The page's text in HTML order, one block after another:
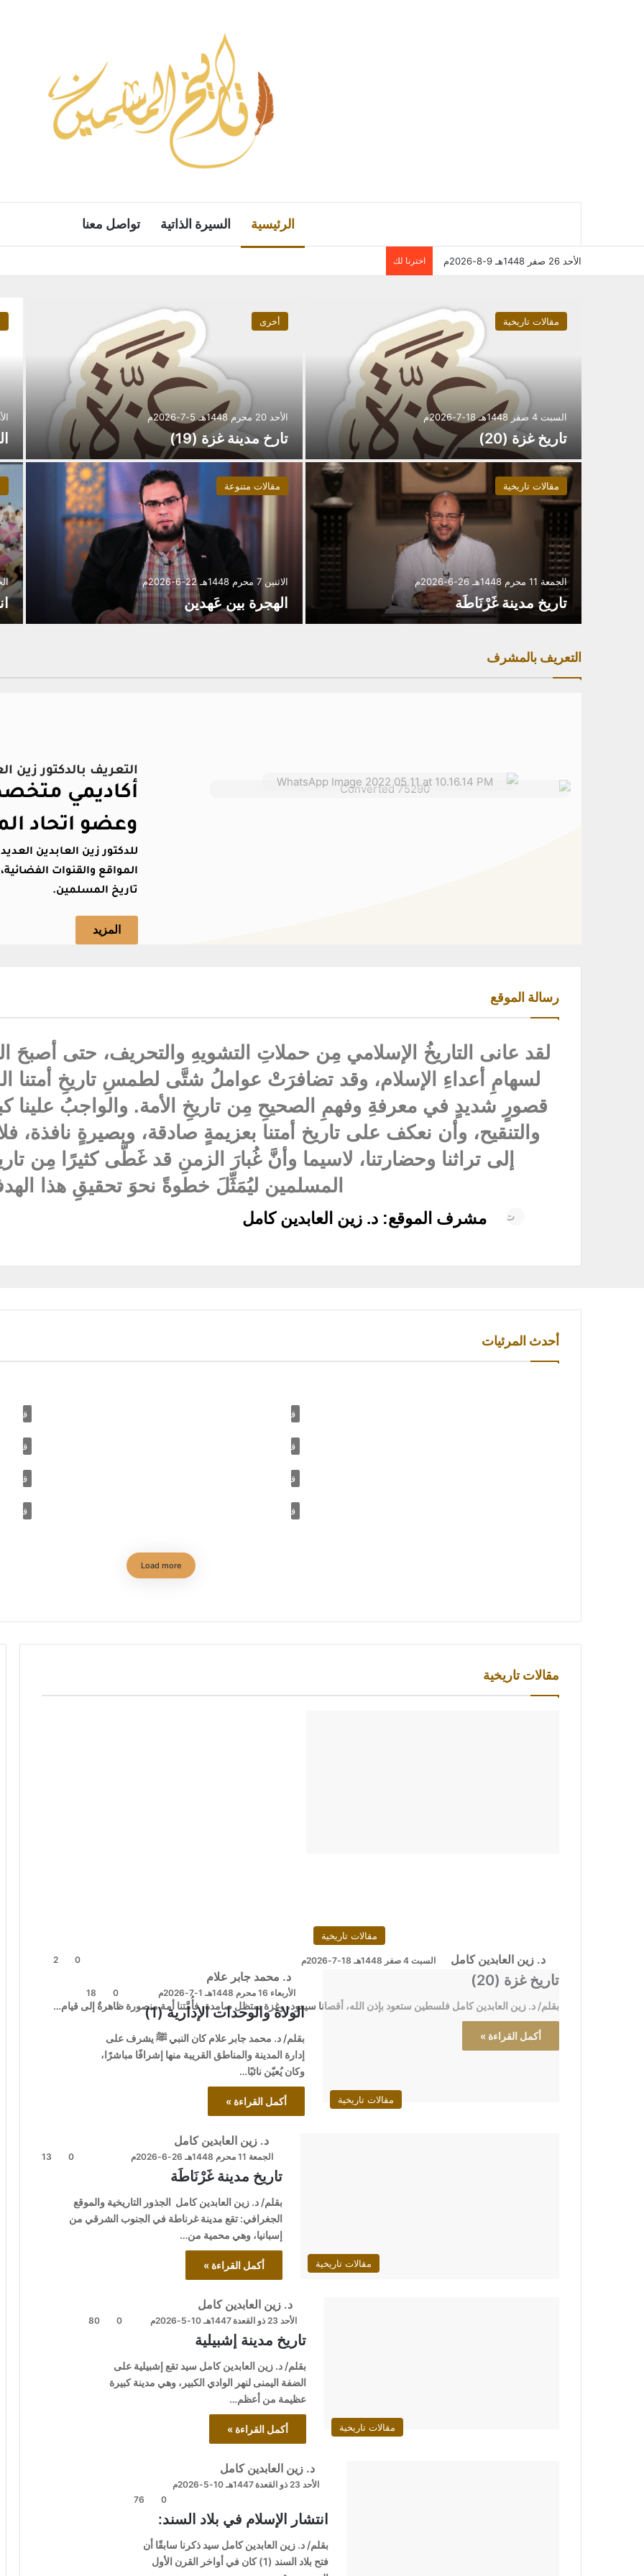
الرئيسية السيرة الذاتية تواصل معنا
الأحد 26 صفر 1448هـ 9-8-2026م اخترنا لك
مقالات تاريخية
السبت 4 صفر 1448هـ 18-7-2026م
تاريخ غزة (20)
أخرى
الأحد 20 محرم 1448هـ 5-7-2026م
تارخ مدينة غزة (19)
مقالات تاريخية
الجمعة 11 محرم 1448هـ 26-6-2026م
تاريخ مدينة غَرْنَاطَة
مقالات متنوعة
الاثنين 7 محرم 1448هـ 22-6-2026م
الهجرة بين عَهدين
الخميس
التعريف بالمشرف
التعريف بالدكتور زين
أكاديمي
وعضو اتحاد
للدكتور زين العابدين
المواقع والقنوات
تاريخ المسلمين.
المزيد
رسالة الموقع
لقد عانى التاريخُ الإسلامي مِن حملاتِ التشويهِ والتحريف، حتى أصبحَ
لسهامِ أعداءِ الإسلام، وقد تضافرَتْ عواملُ شتَّى لطمسِ تاريخِ أمتنا
قصورٍ شديدٍ في معرفةِ وفهمِ الصحيحِ مِن تاريخِ الأمة. والواجبُ علينا
والتنقيح، وأن نعكف على تاريخ أمتنا بعزيمةٍ صادقة، وبصيرةٍ نافذة،
إلى تراثنا وحضارتنا، لاسيما وأنَّ غُبارَ الزمنِ قد غَطَّى كثيرًا مِن
المسلمين ليُمَثِّلَ خطوةً نحوَ تحقيقِِ هذا
مشرف الموقع: د. زين العابدين كامل
أحدث المرئيات
قصة مسجد (19) مسجد ابن طولون د. زين العابدين كامل قصة مسجد (18) مسجد عمرو بن
قصة مسجد (16) جامع القيروان د. زين العابدين كامل قصة مسجد (15) الجامع الأموي
قصة مسجد (13) المسجد الأقصى (٢) د. زين العابدين كامل قصة مسجد (12) المسجد الأقصى
قصة مسجد (10) مسجد المستراح والدرع د. زين العابدين كامل قصة مسجد (9) مسجد الخيف د.
Load more
مقالات تاريخية
مقالات تاريخية
د. زين العابدين كامل السبت 4 صفر 1448هـ 18-7-2026م 0
2
تاريخ غزة (20)
بقلم/ د. زين العابدين كامل فلسطين ستعود بإذن الله، أقصانا سيعود، وغزة ستظل صامدة، فأُمَّتنا أمة منصورة ظاهرةٌ إلى قيام…
أكمل القراءة »
مقالات تاريخية
د. محمد جابر علام
الأربعاء 16 محرم 1448هـ 1-7-2026م 0
18
الولاة والوحدات الإدارية (1)
بقلم/ د. محمد جابر علام كان النبي ﷺ يشرف على
إدارة المدينة والمناطق القريبة منها إشرافًا مباشرًا،
وكان يُعيّن نائبًا…
أكمل القراءة »
مقالات تاريخية
د. زين العابدين كامل
الجمعة 11 محرم 1448هـ 26-6-2026م 0
13
تاريخ مدينة غَرْنَاطَة
بقلم/ د. زين العابدين كامل الجذور التاريخية والموقع
الجغرافي: تقع مدينة غرناطة في الجنوب الشرقي من
إسبانيا، وهي محمية من…
أكمل القراءة »
مقالات تاريخية
د. زين العابدين كامل
الأحد 23 ذو القعدة 1447هـ 10-5-2026م 0
80
تاريخ مدينة إشبيلية
بقلم/ د. زين العابدين كامل سيد تقع إشبيلية على
الضفة اليمنى لنهر الوادي الكبير، وهي مدينة كبيرة
عظيمة من أعظم…
أكمل القراءة »
د. زين العابدين كامل
الأحد 23 ذو القعدة 1447هـ 10-5-2026م
0
76
انتشار الإسلام في بلاد السند:
بقلم/ د. زين العابدين كامل سيد ذكرنا سابقًا أن
فتح بلاد السند (1) كان في أواخر القرن الأول